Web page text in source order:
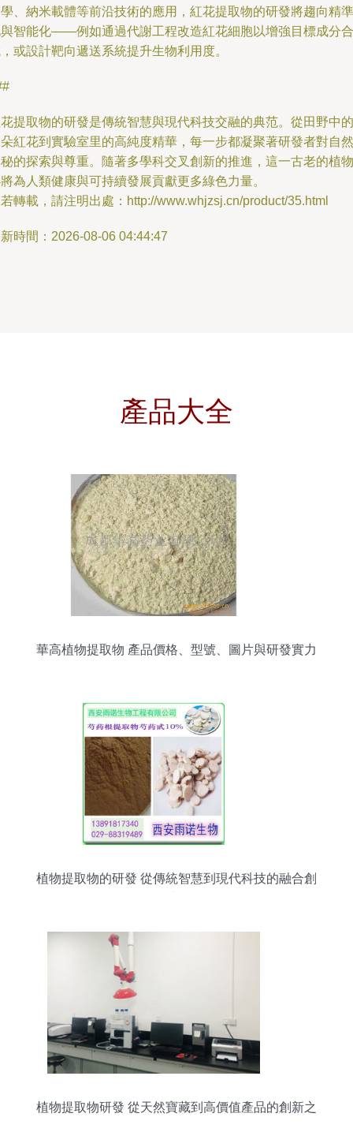
、納米載體等前沿技術的應用，紅花提取物的研發將趨向精準
智能化——例如通過代謝工程改造紅花細胞以增強目標成分合
或設計靶向遞送系統提升生物利用度。
提取物的研發是傳統智慧與現代科技交融的典范。從田野中的
紅花到實驗室里的高純度精華，每一步都凝聚著研發者對自然
的探索與尊重。隨著多學科交叉創新的推進，這一古老的植物
為人類健康與可持續發展貢獻更多綠色力量。
轉載，請注明出處：http://www.whjzsj.cn/product/35.html
時間：2026-08-06 04:44:47
產品大全
華高植物提取物 產品價格、型號、圖片與研發實力
植物提取物的研發 從傳統智慧到現代科技的融合創
植物提取物研發 從天然寶藏到高價值產品的創新之